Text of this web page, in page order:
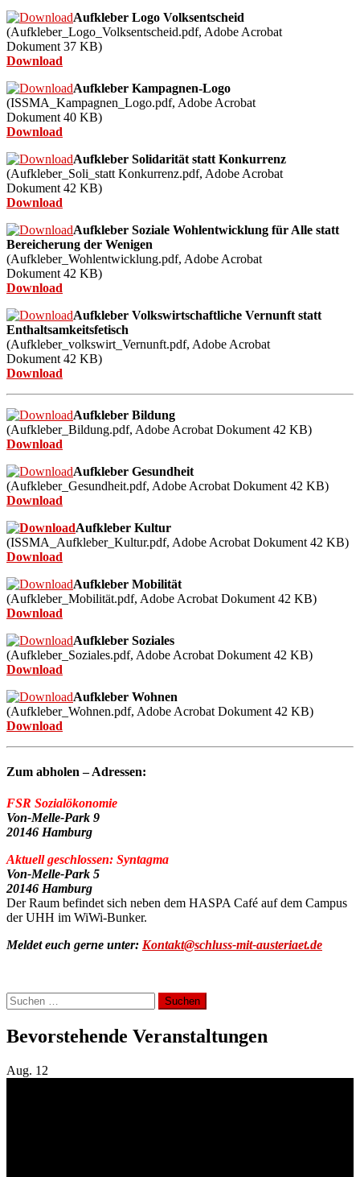
Aufkleber Logo Volksentscheid
(Aufkleber_Logo_Volksentscheid.pdf, Adobe Acrobat
Dokument 37 KB)
Download
Aufkleber Kampagnen-Logo
(ISSMA_Kampagnen_Logo.pdf, Adobe Acrobat
Dokument 40 KB)
Download
Aufkleber Solidarität statt Konkurrenz
(Aufkleber_Soli_statt Konkurrenz.pdf, Adobe Acrobat
Dokument 42 KB)
Download
Aufkleber Soziale Wohlentwicklung für Alle statt
Bereicherung der Wenigen
(Aufkleber_Wohlentwicklung.pdf, Adobe Acrobat
Dokument 42 KB)
Download
Aufkleber Volkswirtschaftliche Vernunft statt
Enthaltsamkeitsfetisch
(Aufkleber_volkswirt_Vernunft.pdf, Adobe Acrobat
Dokument 42 KB)
Download
Aufkleber Bildung
(Aufkleber_Bildung.pdf, Adobe Acrobat Dokument 42 KB)
Download
Aufkleber Gesundheit
(Aufkleber_Gesundheit.pdf, Adobe Acrobat Dokument 42 KB)
Download
Aufkleber Kultur
(ISSMA_Aufkleber_Kultur.pdf, Adobe Acrobat Dokument 42 KB)
Download
Aufkleber Mobilität
(Aufkleber_Mobilität.pdf, Adobe Acrobat Dokument 42 KB)
Download
Aufkleber Soziales
(Aufkleber_Soziales.pdf, Adobe Acrobat Dokument 42 KB)
Download
Aufkleber Wohnen
(Aufkleber_Wohnen.pdf, Adobe Acrobat Dokument 42 KB)
Download
Zum abholen – Adressen:
FSR Sozialökonomie
Von-Melle-Park 9
20146 Hamburg
Aktuell geschlossen: Syntagma
Von-Melle-Park 5
20146 Hamburg
Der Raum befindet sich neben dem HASPA Café auf dem Campus
der UHH im WiWi-Bunker.
Meldet euch gerne unter: Kontakt@schluss-mit-austeriaet.de
Suchen
nach:
Bevorstehende Veranstaltungen
Aug. 12